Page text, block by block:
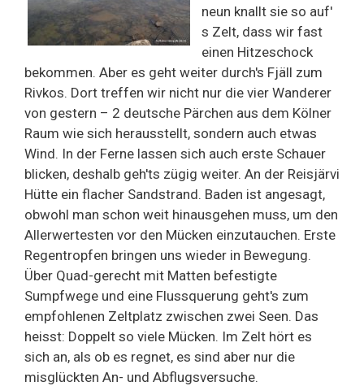
neun knallt sie so auf'
s Zelt, dass wir fast
einen Hitzeschock
bekommen. Aber es geht weiter durch's Fjäll zum
Rivkos. Dort treffen wir nicht nur die vier Wanderer
von gestern – 2 deutsche Pärchen aus dem Kölner
Raum wie sich herausstellt, sondern auch etwas
Wind. In der Ferne lassen sich auch erste Schauer
blicken, deshalb geh'ts zügig weiter. An der Reisjärvi
Hütte ein flacher Sandstrand. Baden ist angesagt,
obwohl man schon weit hinausgehen muss, um den
Allerwertesten vor den Mücken einzutauchen. Erste
Regentropfen bringen uns wieder in Bewegung.
Über Quad-gerecht mit Matten befestigte
Sumpfwege und eine Flussquerung geht's zum
empfohlenen Zeltplatz zwischen zwei Seen. Das
heisst: Doppelt so viele Mücken. Im Zelt hört es
sich an, als ob es regnet, es sind aber nur die
misglückten An- und Abflugsversuche.